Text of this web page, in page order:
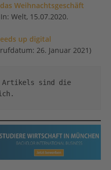
Weihnachtsgeschäft
Welt, 15.07.2020.
up digital
26. Januar 2021)
Artikels sind die